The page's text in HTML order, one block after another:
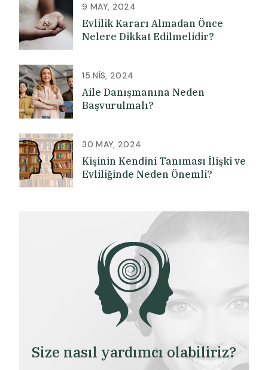
Evlilik Kararı Almadan Önce
Nelere Dikkat Edilmelidir?
9 MAY, 2024
Aile Danışmanına Neden
Başvurulmalı?
15 NIS, 2024
Kişinin Kendini Tanıması İlişki ve
Evliliğinde Neden Önemli?
30 MAY, 2024
Size nasıl yardımcı olabiliriz?